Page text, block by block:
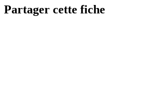
Partager cette fiche